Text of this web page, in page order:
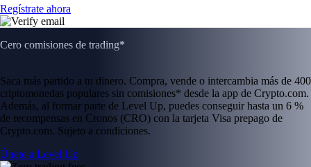
Regístrate ahora
Cero comisiones de trading*
Saca más partido a tu dinero. Compra, vende o intercambia más de 400
criptomonedas populares sin comisiones* desde la app de Crypto.com.
Además, al formar parte de Level Up, puedes conseguir hasta un 6 %
de recompensas en Cronos (CRO) con la tarjeta Visa prepago de
Crypto.com. Sujeto a condiciones.
Únete a Level Up